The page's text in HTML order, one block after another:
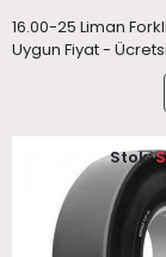
16.00-25 Liman
Uygun Fiyat -
Stok: